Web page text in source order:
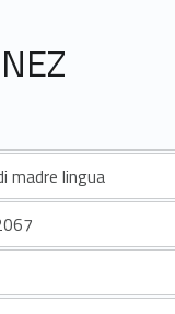
madre lingua